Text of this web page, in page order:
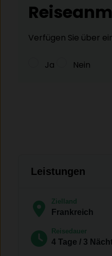
Verfügen Sie über
Ja Nein
Leistungen
Zielland
Frankreich
Reisedauer
4 Tage / 3